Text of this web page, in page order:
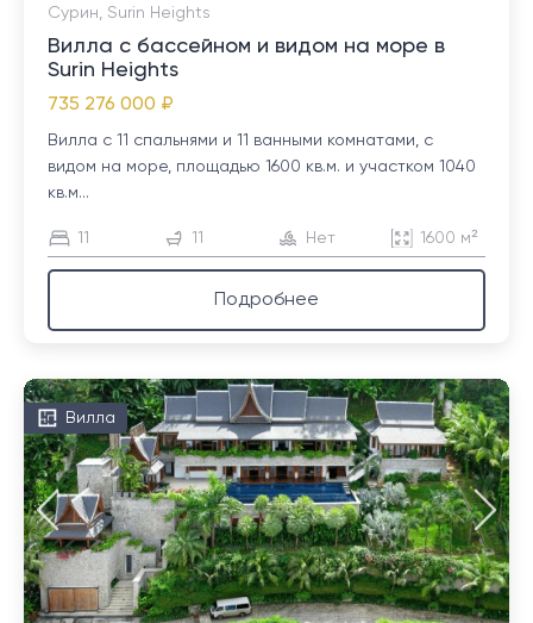
Сурин, Surin Heights
Вилла с бассейном и видом на море в
Surin Heights
735 276 000 ₽
Вилла с 11 спальнями и 11 ванными комнатами, с
видом на море, площадью 1600 кв.м. и участком 1040
кв.м...
11 11 Нет 1600 м²
Подробнее
Вилла